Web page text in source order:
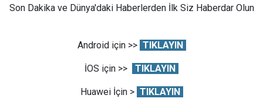
Son Dakika ve Dünya'daki Haberlerden İlk Siz Haberdar Olun
Android için >> TIKLAYIN
İOS için >> TIKLAYIN
Huawei İçin > TIKLAYIN